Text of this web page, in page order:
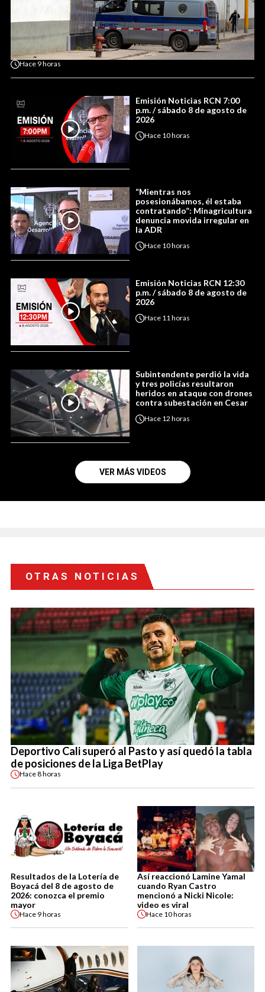
Hace 9 horas
Emisión Noticias RCN 7:00
p.m. / sábado 8 de agosto de
2026
Hace 10 horas
“Mientras nos
posesionábamos, él estaba
contratando”: Minagricultura
denuncia movida irregular en
la ADR
Hace 10 horas
Emisión Noticias RCN 12:30
p.m. / sábado 8 de agosto de
2026
Hace 11 horas
Subintendente perdió la vida
y tres policías resultaron
heridos en ataque con drones
contra subestación en Cesar
Hace 12 horas
VER MÁS VIDEOS
OTRAS NOTICIAS
Deportivo Cali superó al Pasto y así quedó la tabla
de posiciones de la Liga BetPlay
Hace8 horas
Resultados de la Lotería de
Boyacá del 8 de agosto de
2026: conozca el premio
mayor
Hace 9 horas
Así reaccionó Lamine Yamal
cuando Ryan Castro
mencionó a Nicki Nicole:
video es viral
Hace 10 horas